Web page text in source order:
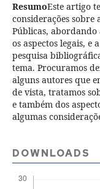
ResumoEste artigo
considerações sobre
Públicas, abordando
os aspectos legais, e
pesquisa
tema. Procuramos
alguns autores que
de vista, tratamos
e também dos
algumas
DOWNLOADS